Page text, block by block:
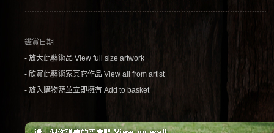
鑑賞日期
- 放大此藝術品 View full size artwork
- 欣賞此藝術家其它作品 View all from artist
- 放入購物籃並立即擁有 Add to basket